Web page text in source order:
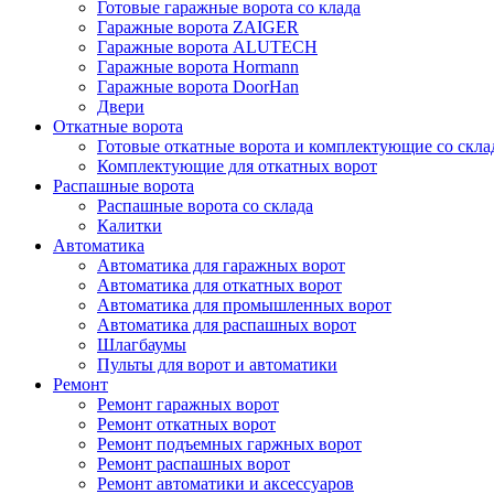
Готовые гаражные ворота со клада
Гаражные ворота ZAIGER
Гаражные ворота ALUTECH
Гаражные ворота Hormann
Гаражные ворота DoorHan
Двери
Откатные ворота
Готовые откатные ворота и комплектующие со
Комплектующие для откатных ворот
Распашные ворота
Распашные ворота со склада
Калитки
Автоматика
Автоматика для гаражных ворот
Автоматика для откатных ворот
Автоматика для промышленных ворот
Автоматика для распашных ворот
Шлагбаумы
Пульты для ворот и автоматики
Ремонт
Ремонт гаражных ворот
Ремонт откатных ворот
Ремонт подъемных гаржных ворот
Ремонт распашных ворот
Ремонт автоматики и аксессуаров